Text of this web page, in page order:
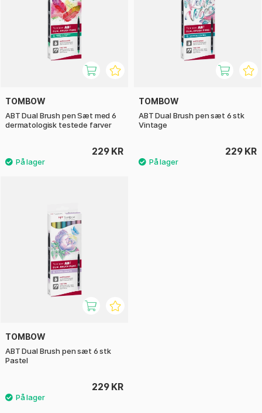
TOMBOW
ABT Dual Brush pen Sæt med 6
dermatologisk testede farver
229 KR
TOMBOW
ABT Dual Brush pen sæt 6 stk
Vintage
229 KR
TOMBOW
ABT Dual Brush pen sæt 6 stk
Pastel
229 KR